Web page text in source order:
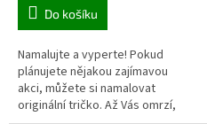
Do košíku
Namalujte a vyperte! Pokud
plánujete nějakou zajímavou
akci, můžete si namalovat
originální tričko. Až Vás omrzí,